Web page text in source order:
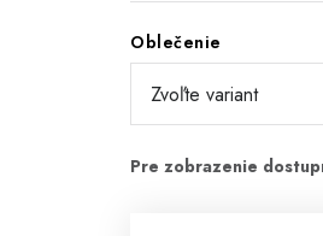
Oblečenie